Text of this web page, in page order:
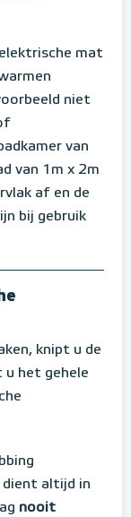
mat
niet
van
van 1m x 2m
af en de
bij gebruik
knipt u de
u het gehele
dient altijd in
nooit